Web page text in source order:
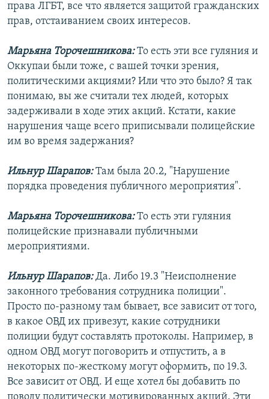
права ЛГБТ, все что является защитой гражданских
прав, отстаиванием своих интересов.
Марьяна Торочешникова:То есть эти все гуляния и
Оккупаи были тоже, с вашей точки зрения,
политическими акциями? Или что это было? Я так
понимаю, вы же считали тех людей, которых
задерживали в ходе этих акций. Кстати, какие
нарушения чаще всего приписывали полицейские
им во время задержания?
Ильнур Шарапов:Там была 20.2, "Нарушение
порядка проведения публичного мероприятия".
Марьяна Торочешникова:То есть эти гуляния
полицейские признавали публичными
мероприятиями.
Ильнур Шарапов:Да. Либо 19.3 "Неисполнение
законного требования сотрудника полиции".
Просто по-разному там бывает, все зависит от того,
в какое ОВД их привезут, какие сотрудники
полиции будут составлять протоколы. Например, в
одном ОВД могут поговорить и отпустить, а в
некоторых по-жесткому могут оформить, по 19.3.
Все зависит от ОВД. И еще хотел бы добавить по